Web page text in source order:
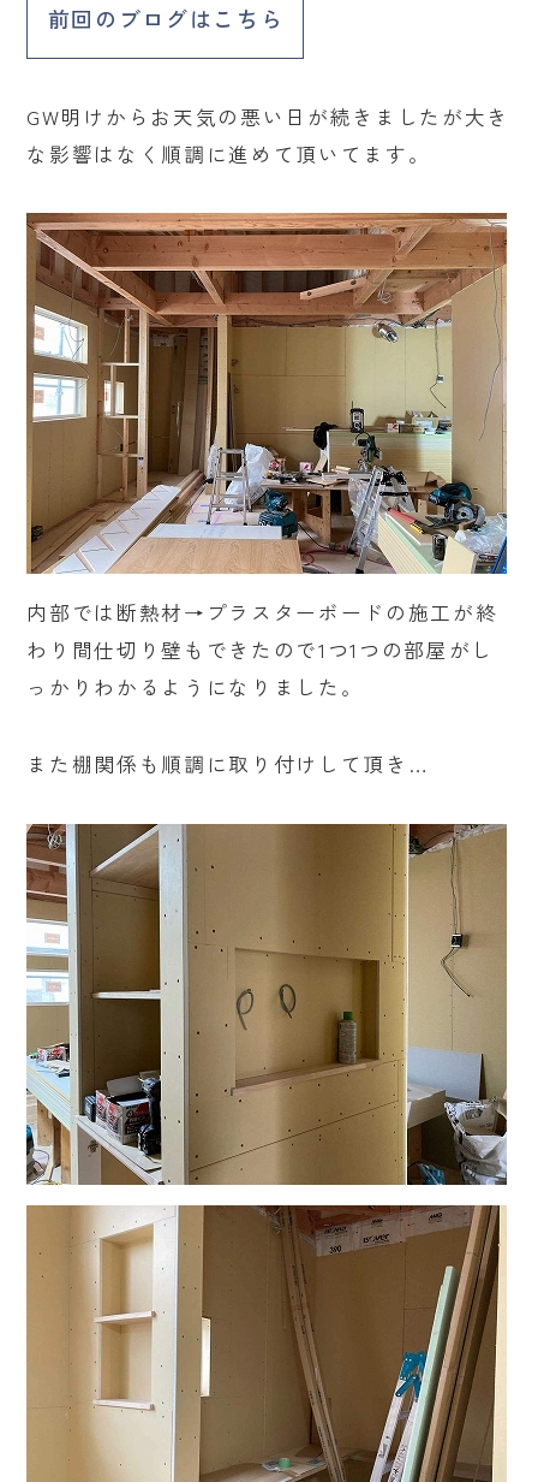
前回のブログはこちら
GW明けからお天気の悪い日が続きましたが大き
な影響はなく順調に進めて頂いてます。
内部では断熱材→プラスターボードの施工が終
わり間仕切り壁もできたので1つ1つの部屋がし
っかりわかるようになりました。
また棚関係も順調に取り付けして頂き…